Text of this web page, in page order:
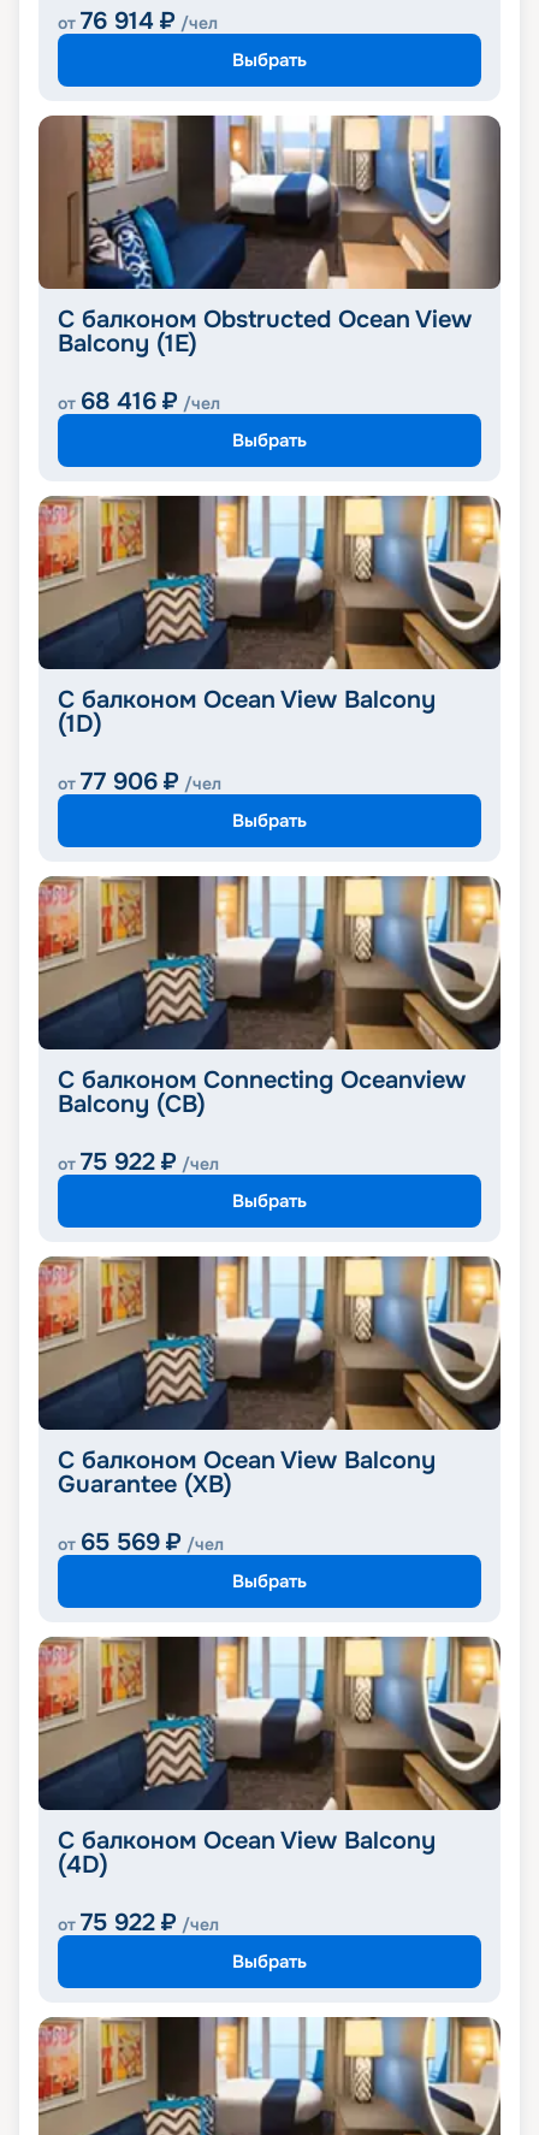
от 76 914 ₽ /чел
Выбрать
С балконом Obstructed Ocean View
Balcony (1E)
от 68 416 ₽ /чел
Выбрать
С балконом Ocean View Balcony
(1D)
от 77 906 ₽ /чел
Выбрать
С балконом Connecting Oceanview
Balcony (CB)
от 75 922 ₽ /чел
Выбрать
С балконом Ocean View Balcony
Guarantee (XB)
от 65 569 ₽ /чел
Выбрать
С балконом Ocean View Balcony
(4D)
от 75 922 ₽ /чел
Выбрать